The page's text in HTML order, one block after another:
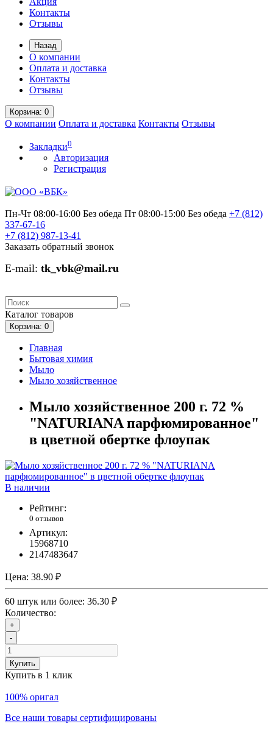
Контакты
Отзывы
Назад
О компании
Оплата и доставка
Контакты
Отзывы
Корзина: 0
О компании Оплата и доставка Контакты Отзывы
Закладки0
Авторизация
Регистрация
Пн-Чт 08:00-16:00 Без обеда Пт 08:00-15:00 Без обеда +7 (812)
337-67-16
+7 (812) 987-13-41
Заказать обратный звонок
E-mail: tk_vbk@mail.ru
Каталог товаров
Корзина: 0
Главная
Бытовая химия
Мыло
Мыло хозяйственное
Мыло хозяйственное 200 г. 72 %
"NATURIANA парфюмированное"
в цветной обертке флоупак
В наличии
Рейтинг:
0 отзывов
Артикул:
15968710
2147483647
Цена: 38.90 ₽
60 штук или более: 36.30 ₽
Количество:
+
-
Купить
Купить в 1 клик
100% оригал
Все наши товары сертифицированы